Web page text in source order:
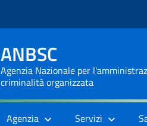
ANBSC
Agenzia Nazionale per
criminalità organizzata
Agenzia Servizi